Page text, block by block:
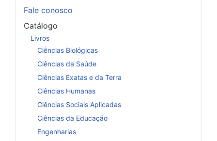
Fale conosco
Catálogo
Livros
Ciências Biológicas
Ciências da Saúde
Ciências Exatas e da Terra
Ciências Humanas
Ciências Sociais Aplicadas
Ciências da Educação
Engenharias